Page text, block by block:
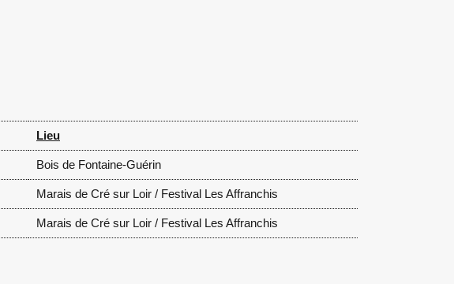
Lieu
Bois de Fontaine-Guérin
Marais de Cré sur Loir / Festival Les Affranchis
Marais de Cré sur Loir / Festival Les Affranchis